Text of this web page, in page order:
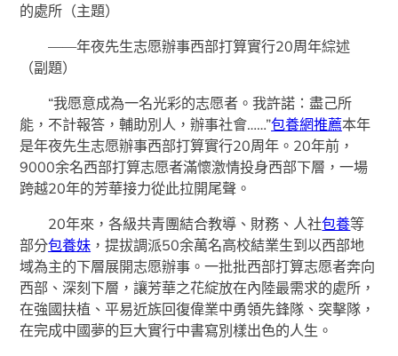
的處所（主題）
——年夜先生志愿辦事西部打算實行20周年綜述
（副題）
“我愿意成為一名光彩的志愿者。我許諾：盡己所
能，不計報答，輔助別人，辦事社會……”包養網推薦本年
是年夜先生志愿辦事西部打算實行20周年。20年前，
9000余名西部打算志愿者滿懷激情投身西部下層，一場
跨越20年的芳華接力從此拉開尾聲。
20年來，各級共青團結合教導、財務、人社包養等
部分包養妹 ，提拔調派50余萬名高校結業生到以西部地
域為主的下層展開志愿辦事。一批批西部打算志愿者奔向
西部、深刻下層，讓芳華之花綻放在內陸最需求的處所，
在強國扶植、平易近族回復偉業中勇領先鋒隊、突擊隊，
在完成中國夢的巨大實行中書寫別樣出色的人生。